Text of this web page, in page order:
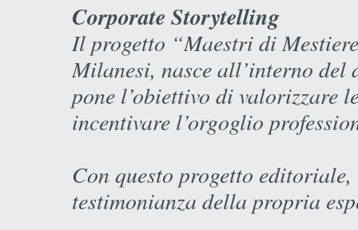
Corporate Storytelling
Il progetto “Maestri di
Milanesi, nasce all’interno del
pone l’obiettivo di valorizzare
incentivare l’orgoglio
Con questo progetto
testimonianza della propria